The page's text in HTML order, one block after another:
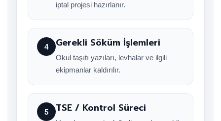
iptal projesi hazırlanır.
4 Gerekli Söküm İşlemleri
Okul taşıtı yazıları, levhalar ve ilgili
ekipmanlar kaldırılır.
5 TSE / Kontrol Süreci